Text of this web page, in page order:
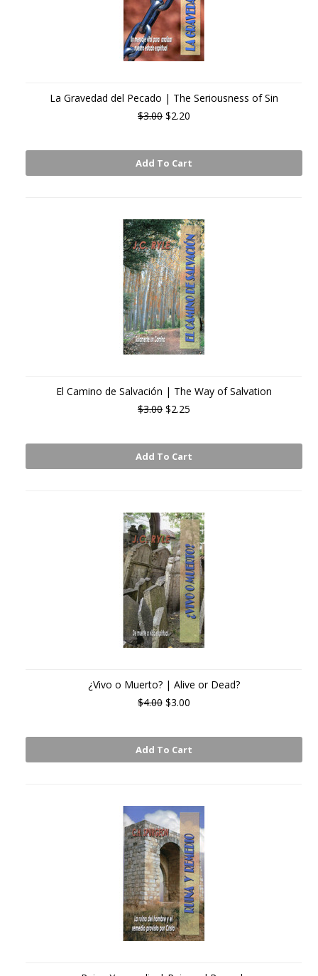
La Gravedad del Pecado | The Seriousness of Sin
$3.00 $2.20
Add To Cart
El Camino de Salvación | The Way of Salvation
$3.00 $2.25
Add To Cart
¿Vivo o Muerto? | Alive or Dead?
$4.00 $3.00
Add To Cart